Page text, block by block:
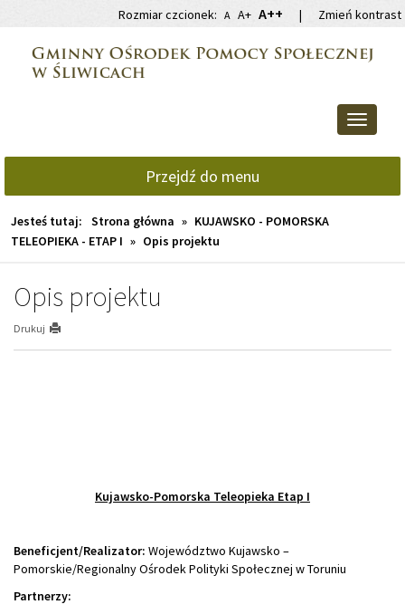
głównej
wyszukiwarki
Rozmiar czcionek: A A+ A++ | Zmień kontrast
Przełącz
Przejdź do menu
Jesteś tutaj: Strona główna » KUJAWSKO - POMORSKA
TELEOPIEKA - ETAP I » Opis projektu
Opis projektu
Drukuj
Kujawsko-Pomorska Teleopieka Etap I
Beneficjent/Realizator: Województwo Kujawsko –
Pomorskie/Regionalny Ośrodek Polityki Społecznej w Toruniu
Partnerzy: